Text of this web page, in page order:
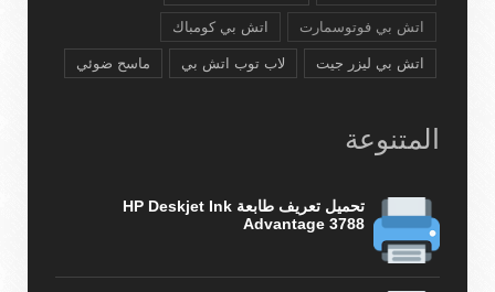
اتش بي فوتوسمارت اتش بي كومباك
اتش بي ليزر جيت لاب توب اتش بي ماسح ضوئي
المتنوعة
تحميل تعريف طابعة HP Deskjet Ink
Advantage 3788